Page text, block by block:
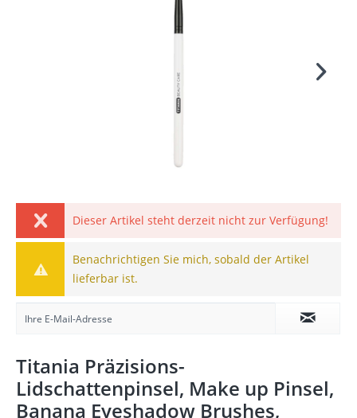
Dieser Artikel steht derzeit nicht zur Verfügung!
Benachrichtigen Sie mich, sobald der Artikel
lieferbar ist.
Titania Präzisions-
Lidschattenpinsel, Make up Pinsel,
Banana Eyeshadow Brushes,